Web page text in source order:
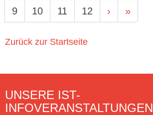
9 10 11 12 › »
Zurück zur Startseite
UNSERE IST-
INFOVERANSTALTUNGEN